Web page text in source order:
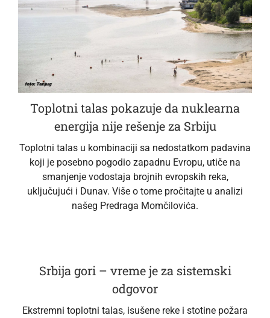
Toplotni talas pokazuje da nuklearna
energija nije rešenje za Srbiju
Toplotni talas u kombinaciji sa nedostatkom padavina
koji je posebno pogodio zapadnu Evropu, utiče na
smanjenje vodostaja brojnih evropskih reka,
uključujući i Dunav. Više o tome pročitajte u analizi
našeg Predraga Momčilovića.
Srbija gori – vreme je za sistemski
odgovor
Ekstremni toplotni talas, isušene reke i stotine požara